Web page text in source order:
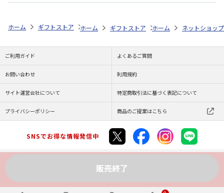
販売終了
ホーム ギフトストア お中元・夏ギフト特集 2026 こだわりギフト
ホーム ギフトストア お中元・夏ギフト特集
ホーム ネットショップ
ご利用ガイド よくあるご質問
お問い合わせ 利用規約
サイト運営会社について 特定商取引法に基づく表記について
プライバシーポリシー 商品のご提案はこちら
SNSでお得な情報発信中